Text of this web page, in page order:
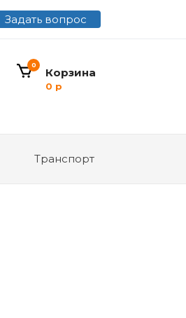
Задать вопрос
Корзина
0
0 р
Транспорт